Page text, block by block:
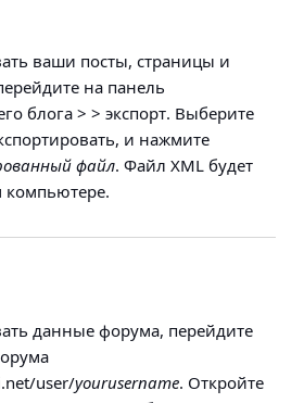
ваши посты, страницы и
на панель
блога > > экспорт. Выберите
и нажмите
файл. Файл XML будет
компьютере.
данные форума, перейдите
user/yourusername. Откройте